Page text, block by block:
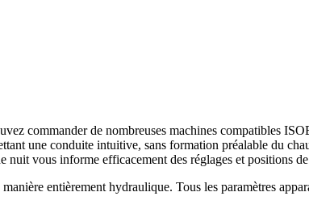
commander de nombreuses machines compatibles
une conduite intuitive, sans formation préalable du
nuit vous informe efficacement des réglages et positions
entièrement hydraulique. Tous les paramètres